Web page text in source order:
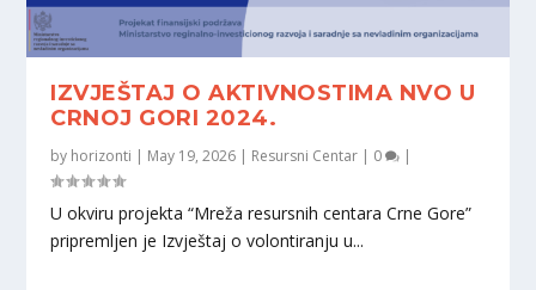
IZVJEŠTAJ O AKTIVNOSTIMA NVO U
CRNOJ GORI 2024.
by horizonti | May 19, 2026 | Resursni Centar | 0 |
U okviru projekta “Mreža resursnih centara Crne Gore”
pripremljen je Izvještaj o volontiranju u...